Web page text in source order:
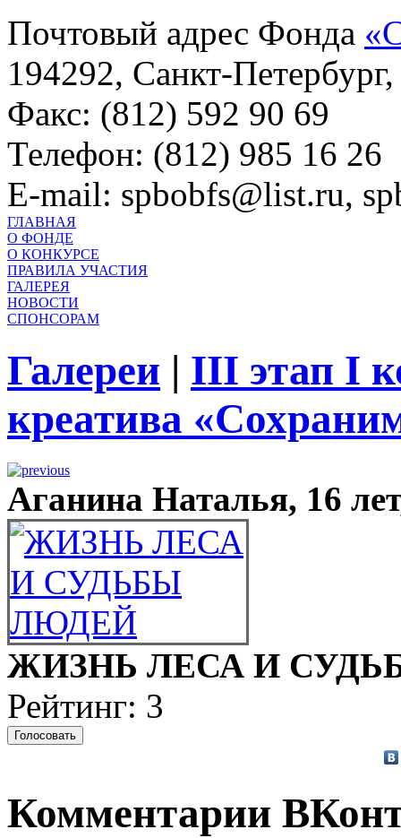
Почтовый адрес Фонда
194292, Санкт-
Факс: (812) 592 90 69
Телефон: (812) 985 16 26
E-mail: spbobfs@list.ru,
ГЛАВНАЯ
О ФОНДЕ
О КОНКУРСЕ
ПРАВИЛА УЧАСТИЯ
ГАЛЕРЕЯ
НОВОСТИ
СПОНСОРАМ
Галереи | III этап I
креатива
Аганина Наталья, 16
ЖИЗНЬ ЛЕСА И
Рейтинг: 3
Комментарии